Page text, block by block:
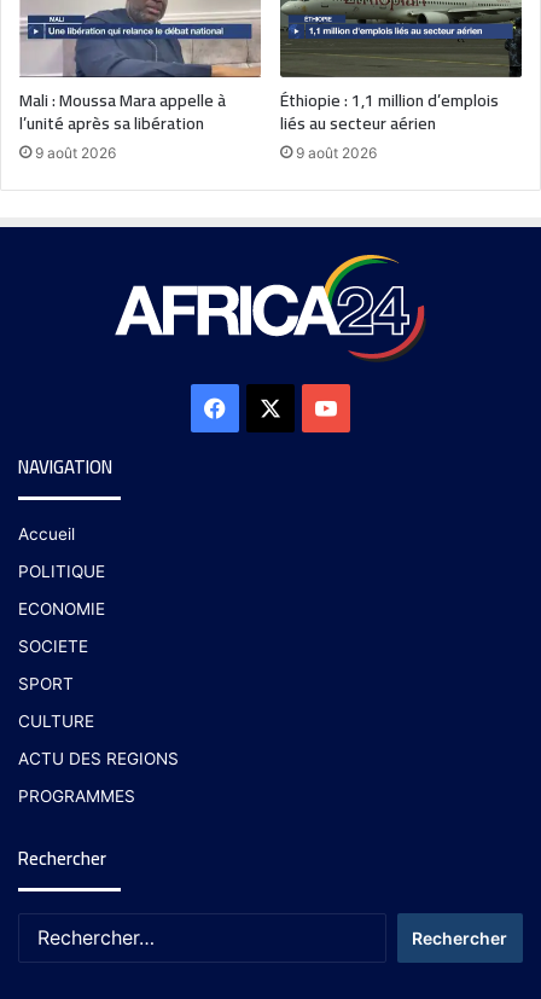
Mali : Moussa Mara appelle à
l’unité après sa libération
9 août 2026
Éthiopie : 1,1 million d’emplois
liés au secteur aérien
9 août 2026
NAVIGATION
Accueil
POLITIQUE
ECONOMIE
SOCIETE
SPORT
CULTURE
ACTU DES REGIONS
PROGRAMMES
Rechercher